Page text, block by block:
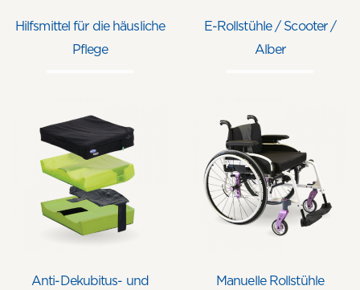
Hilfsmittel für die häusliche
Pflege
E-Rollstühle / Scooter /
Alber
Anti-Dekubitus- und
Manuelle Rollstühle